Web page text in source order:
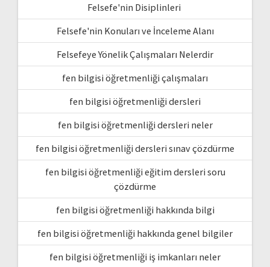
Felsefe'nin Disiplinleri
Felsefe'nin Konuları ve İnceleme Alanı
Felsefeye Yönelik Çalışmaları Nelerdir
fen bilgisi öğretmenliği çalışmaları
fen bilgisi öğretmenliği dersleri
fen bilgisi öğretmenliği dersleri neler
fen bilgisi öğretmenliği dersleri sınav çözdürme
fen bilgisi öğretmenliği eğitim dersleri soru
çözdürme
fen bilgisi öğretmenliği hakkında bilgi
fen bilgisi öğretmenliği hakkında genel bilgiler
fen bilgisi öğretmenliği iş imkanları neler